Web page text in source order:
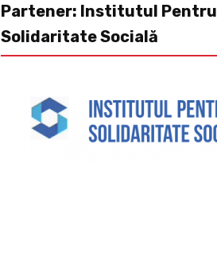
Partener: Institutul Pentru
Solidaritate Socială